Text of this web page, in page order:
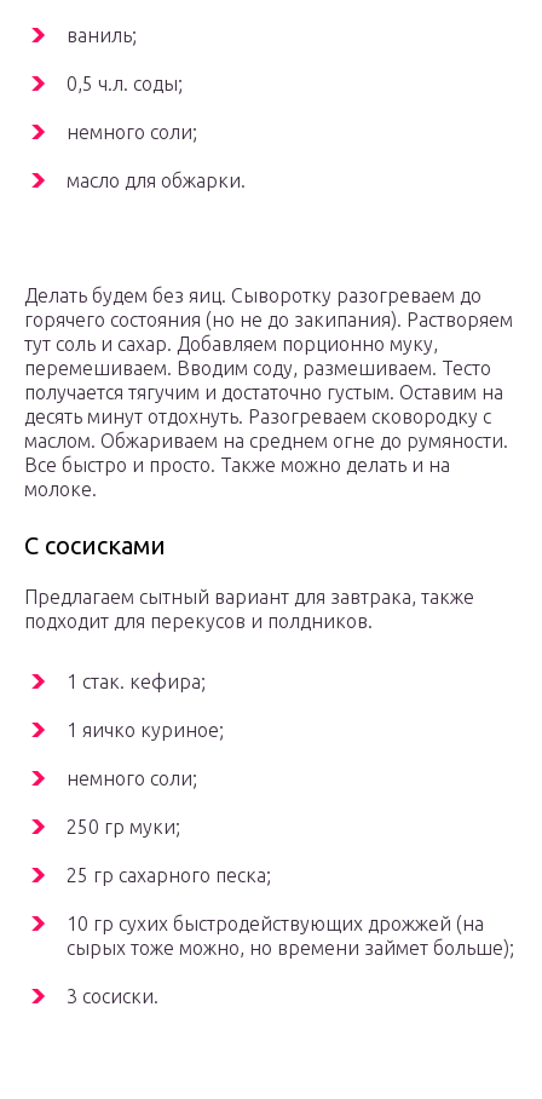
ваниль;
0,5 ч.л. соды;
немного соли;
масло для обжарки.
Делать будем без яиц. Сыворотку разогреваем до
горячего состояния (но не до закипания). Растворяем
тут соль и сахар. Добавляем порционно муку,
перемешиваем. Вводим соду, размешиваем. Тесто
получается тягучим и достаточно густым. Оставим на
десять минут отдохнуть. Разогреваем сковородку с
маслом. Обжариваем на среднем огне до румяности.
Все быстро и просто. Также можно делать и на
молоке.
С сосисками
Предлагаем сытный вариант для завтрака, также
подходит для перекусов и полдников.
1 стак. кефира;
1 яичко куриное;
немного соли;
250 гр муки;
25 гр сахарного песка;
10 гр сухих быстродействующих дрожжей (на
сырых тоже можно, но времени займет больше);
3 сосиски.